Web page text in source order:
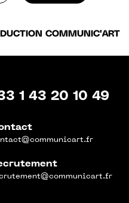
COMMUNIC'ART
1 43 20 10 49